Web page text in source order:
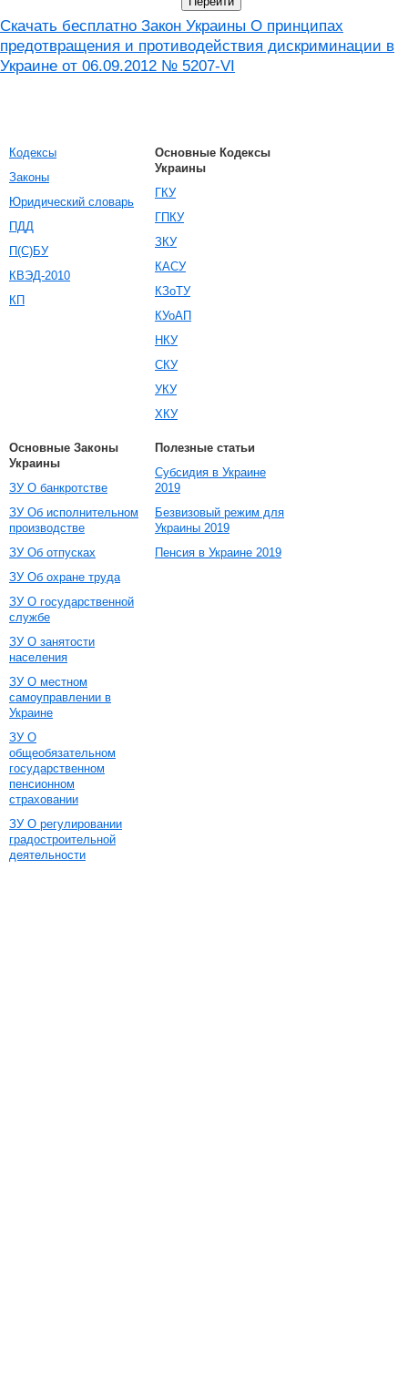
Скачать бесплатно Закон Украины О принципах
предотвращения и противодействия дискриминации в
Украине от 06.09.2012 № 5207-VI
Кодексы
Законы
Юридический словарь
ПДД
П(С)БУ
КВЭД-2010
КП
Основные Кодексы
Украины
ГКУ
ГПКУ
ЗКУ
КАСУ
КЗоТУ
КУоАП
НКУ
СКУ
УКУ
ХКУ
Основные Законы
Украины
ЗУ О банкротстве
ЗУ Об исполнительном
производстве
ЗУ Об отпусках
ЗУ Об охране труда
ЗУ О государственной
службе
ЗУ О занятости
населения
ЗУ О местном
самоуправлении в
Украине
ЗУ О
общеобязательном
государственном
пенсионном
страховании
ЗУ О регулировании
градостроительной
деятельности
Полезные статьи
Субсидия в Украине
2019
Безвизовый режим для
Украины 2019
Пенсия в Украине 2019